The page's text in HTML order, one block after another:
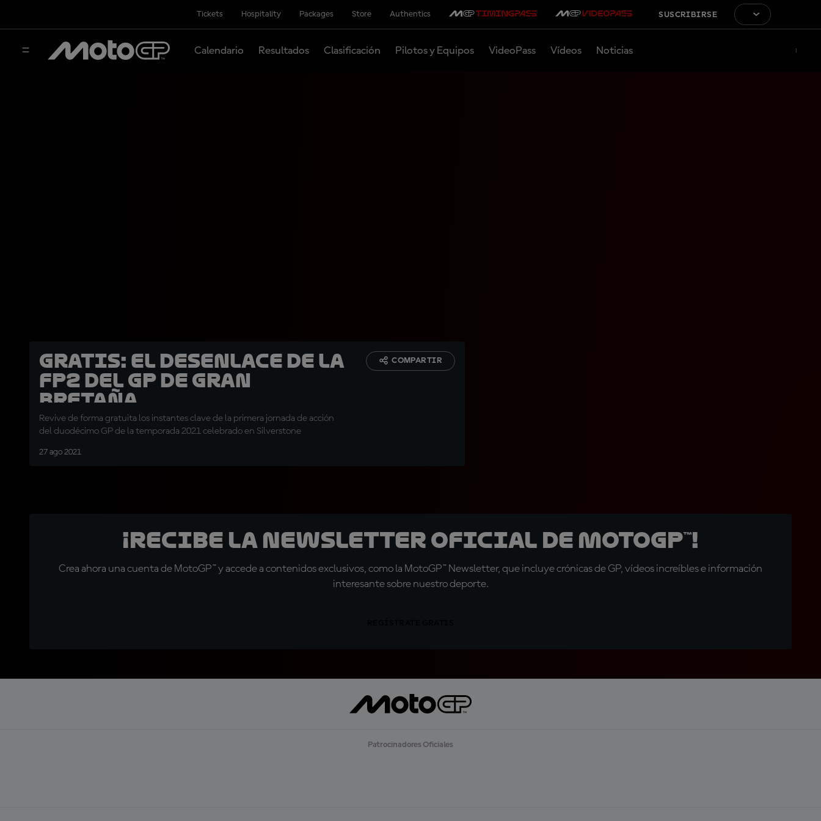
Tickets Hospitality Packages Store Authentics SUSCRIBIRSE
Calendario Resultados Clasificación Pilotos y Equipos VideoPass Vídeos Noticias
GRATIS: El desenlace de la
FP2 del GP de Gran
Bretaña
Revive de forma gratuita los instantes clave de la primera jornada de acción
del duodécimo GP de la temporada 2021 celebrado en Silverstone
27 ago 2021
COMPARTIR
¡Recibe la Newsletter oficial de MotoGP™!
Crea ahora una cuenta de MotoGP™ y accede a contenidos exclusivos, como la MotoGP™ Newsletter, que incluye crónicas de GP, vídeos increíbles e información
interesante sobre nuestro deporte.
Patrocinadores Oficiales